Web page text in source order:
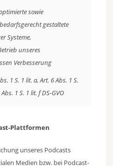
sowie
gestaltete
Systeme,
unseres
Verbesserung
1 S. 1 lit. a, Art. 6 Abs. 1 S.
1 S. 1 lit. f DS-GVO
Plattformen
unseres Podcasts
Medien bzw. bei Podcast-